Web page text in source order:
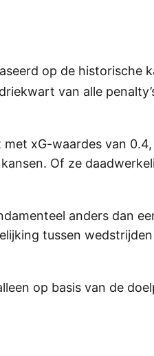
op de historische
van alle
xG-waardes van 0.4,
Of ze
anders dan
tussen
op basis van de